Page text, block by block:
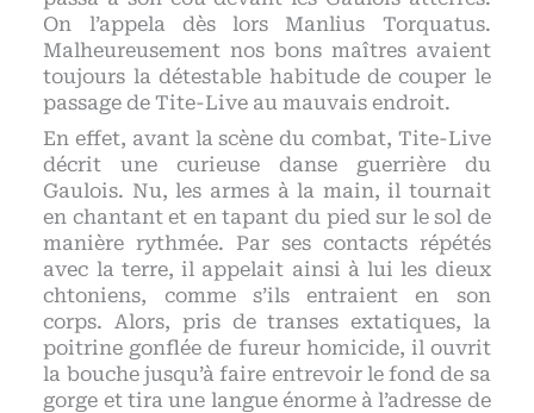
On l’appela dès lors Manlius Torquatus.
Malheureusement nos bons maîtres avaient
toujours la détestable habitude de couper le
passage de Tite-Live au mauvais endroit.
En effet, avant la scène du combat, Tite-Live
décrit une curieuse danse guerrière du
Gaulois. Nu, les armes à la main, il tournait
en chantant et en tapant du pied sur le sol de
manière rythmée. Par ses contacts répétés
avec la terre, il appelait ainsi à lui les dieux
chtoniens, comme s’ils entraient en son
corps. Alors, pris de transes extatiques, la
poitrine gonflée de fureur homicide, il ouvrit
la bouche jusqu’à faire entrevoir le fond de sa
gorge et tira une langue énorme à l’adresse de